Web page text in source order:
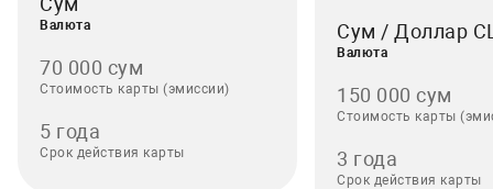
Валюта
70 000 сум
Стоимость карты (эмиссии)
5 года
Срок действия карты
Сум / Доллар
Валюта
150 000 сум
Стоимость карты
3 года
Срок действия карты